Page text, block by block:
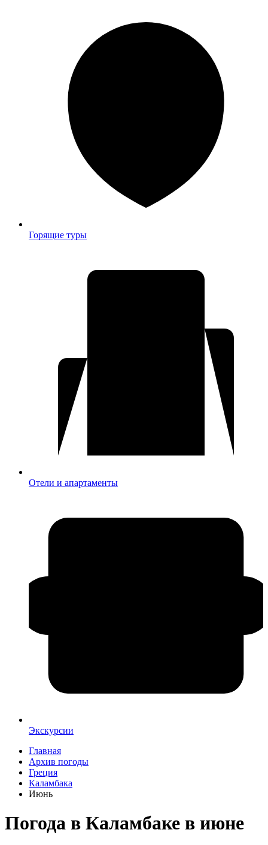
Горящие туры
Отели и апартаменты
Экскурсии
Главная
Архив погоды
Греция
Каламбака
Июнь
Погода в Каламбаке в июне